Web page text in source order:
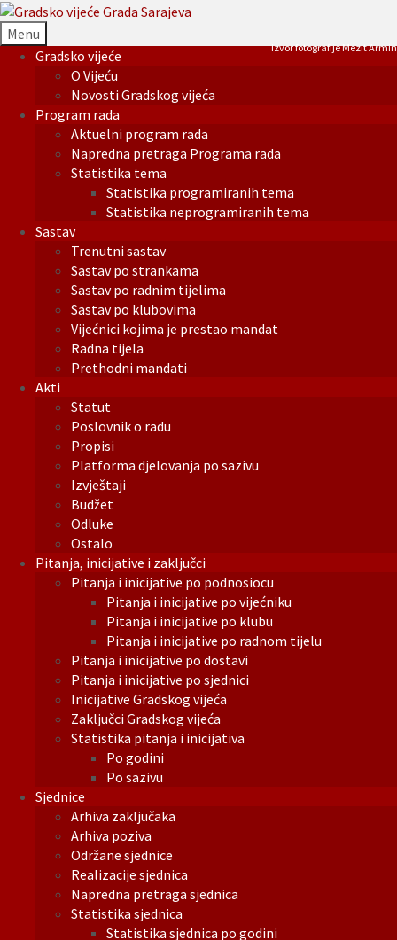
Menu
Gradsko vijeće
O Vijeću
Novosti Gradskog vijeća
Program rada
Aktuelni program rada
Napredna pretraga Programa rada
Statistika tema
Statistika programiranih tema
Statistika neprogramiranih tema
Sastav
Trenutni sastav
Sastav po strankama
Sastav po radnim tijelima
Sastav po klubovima
Vijećnici kojima je prestao mandat
Radna tijela
Prethodni mandati
Akti
Statut
Poslovnik o radu
Propisi
Platforma djelovanja po sazivu
Izvještaji
Budžet
Odluke
Ostalo
Pitanja, inicijative i zaključci
Pitanja i inicijative po podnosiocu
Pitanja i inicijative po vijećniku
Pitanja i inicijative po klubu
Pitanja i inicijative po radnom tijelu
Pitanja i inicijative po dostavi
Pitanja i inicijative po sjednici
Inicijative Gradskog vijeća
Zaključci Gradskog vijeća
Statistika pitanja i inicijativa
Po godini
Po sazivu
Sjednice
Arhiva zaključaka
Arhiva poziva
Održane sjednice
Realizacije sjednica
Napredna pretraga sjednica
Statistika sjednica
Statistika sjednica po godini
Izvor fotografije Mezit Armin